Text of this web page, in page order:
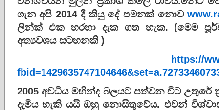
ගැන අපි 2014 දී කියු දේ පමනක් නොව
ලින්ක් එක හරහා දැක ගත හැක. (මෙම
අත්‍යවශය සටහනකි )
https://
2005 අවධිය මහින්ද බලයට පත්වන විට උතුරේ
දැමිය හැකි යයි ඔහු නොසිතුවේය. එවන්